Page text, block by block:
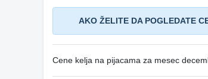
AKO ŽELITE DA POGLEDATE
Cene kelja na pijacama za mesec